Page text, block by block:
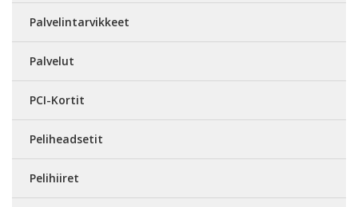
Palvelintarvikkeet
Palvelut
PCI-Kortit
Peliheadsetit
Pelihiiret